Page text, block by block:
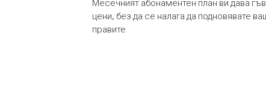
Месечният абонаментен план ви дава
цени, без да се налага да подновявате
правите